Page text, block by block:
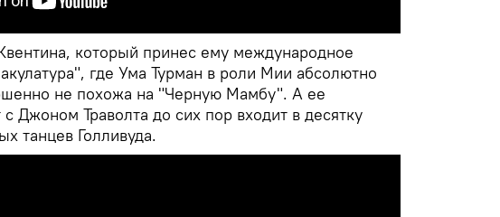
который принес ему международное
где Ума Турман в роли Мии абсолютно
не похожа на "Черную Мамбу". А ее
Джоном Траволта до сих пор входит в десятку
танцев Голливуда.